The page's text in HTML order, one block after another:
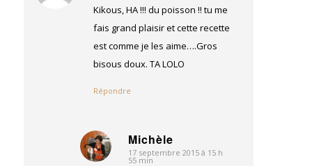
Kikous, HA !!! du poisson !! tu me
fais grand plaisir et cette recette
est comme je les aime….Gros
bisous doux. TA LOLO
Répondre
Michèle
dit
17 septembre 2015 à 15 h
55 min